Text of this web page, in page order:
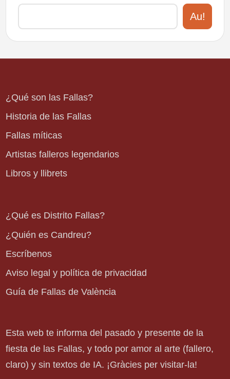
Au!
¿Qué son las Fallas?
Historia de las Fallas
Fallas míticas
Artistas falleros legendarios
Libros y llibrets
¿Qué es Distrito Fallas?
¿Quién es Candreu?
Escríbenos
Aviso legal y política de privacidad
Guía de Fallas de València
Esta web te informa del pasado y presente de la
fiesta de las Fallas, y todo por amor al arte (fallero,
claro) y sin textos de IA. ¡Gràcies per visitar-la!